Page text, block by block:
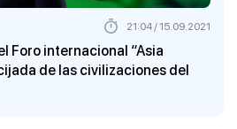
Foro internacional “Asia
de las civilizaciones del
21:04 / 15.09.2021